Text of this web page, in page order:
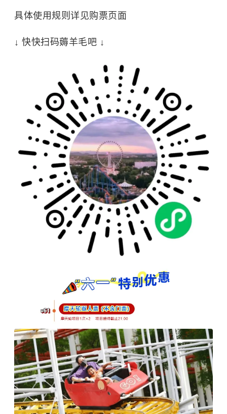
具体使用规则详见购票页面
↓ 快快扫码薅羊毛吧 ↓